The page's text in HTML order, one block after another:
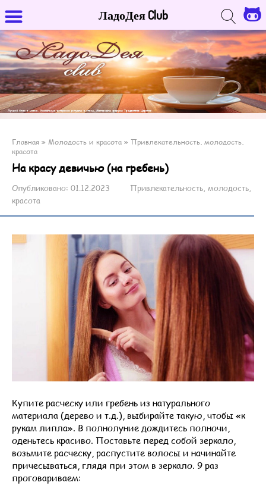
Главная » Молодость и красота » Привлекательность, молодость,
красота
На красу девичью (на гребень)
Опубликовано: 01.12.2023
Привлекательность, молодость,
красота
Купите расческу или гребень из натурального
материала (дерево и т.д.), выбирайте такую, чтобы «к
рукам липла». В полнолуние дождитесь полночи,
оденьтесь красиво. Поставьте перед собой зеркало,
возьмите расческу, распустите волосы и начинайте
причесываться, глядя при этом в зеркало. 9 раз
проговариваем:
ЛадоДея Club